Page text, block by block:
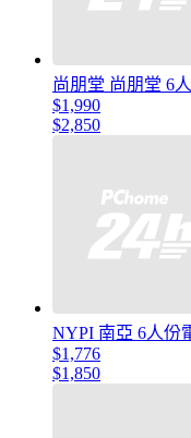
尚朋堂 尚朋堂 6
$1,990
$2,850
NYPI 南亞 6人份
$1,776
$1,850